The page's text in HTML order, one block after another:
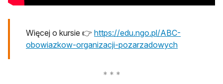
Więcej o kursie 👉 https://edu.ngo.pl/ABC-
obowiazkow-organizacji-pozarzadowychotwiera się